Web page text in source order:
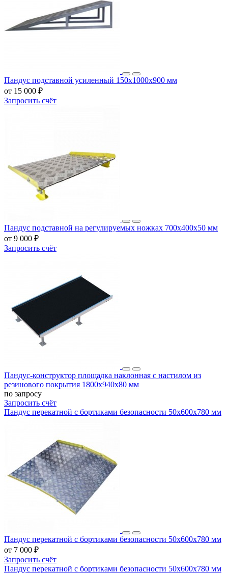
Пандус подставной усиленный 150х1000x900 мм
от 15 000 ₽
Запросить счёт
Пандус подставной на регулируемых ножках 700x400x50 мм
от 9 000 ₽
Запросить счёт
Пандус-конструктор площадка наклонная с настилом из
резинового покрытия 1800х940х80 мм
по запросу
Запросить счёт
Пандус перекатной с бортиками безопасности 50х600х780 мм
Пандус перекатной с бортиками безопасности 50х600х780 мм
от 7 000 ₽
Запросить счёт
Пандус перекатной с бортиками безопасности 50х600х780 мм